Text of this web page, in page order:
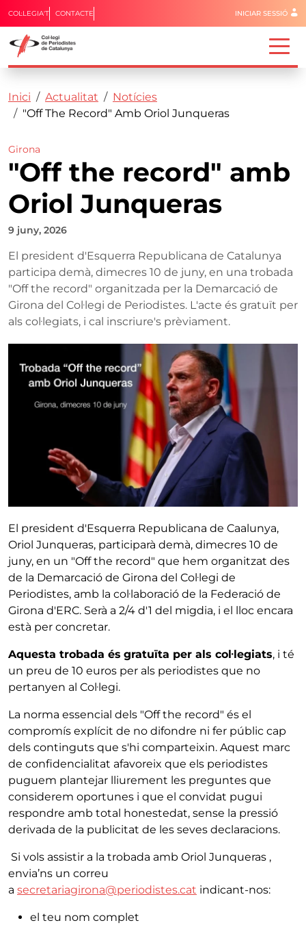
Vés al contingut
Capçalera
COL·LEGIA'T CONTACTE Menú del
INICIAR SESSIÓ
Fil d'ariadna
Inici Actualitat
Notícies
"Off The Record" Amb Oriol Junqueras
Girona
"Off the record" amb
Oriol Junqueras
9 juny, 2026
El president d'Esquerra Republicana de Catalunya
participa demà, dimecres 10 de juny, en una trobada
"Off the record" organitzada per la Demarcació de
Girona del Col·legi de Periodistes. L'acte és gratuït per
als col·legiats, i cal inscriure's prèviament.
El president d'Esquerra Republicana de Caalunya,
Oriol Junqueras, participarà demà, dimecres 10 de
juny, en un "Off the record" que hem organitzat des
de la Demarcació de Girona del Col·legi de
Periodistes, amb la col·laboració de la Federació de
Girona d'ERC. Serà a 2/4 d'1 del migdia, i el lloc encara
està per concretar.
Aquesta trobada és gratuïta per als col·legiats, i té
un preu de 10 euros per als periodistes que no
pertanyen al Col·legi.
La norma essencial dels "Off the record" és el
compromís explícit de no difondre ni fer públic cap
dels continguts que s'hi comparteixin. Aquest marc
de confidencialitat afavoreix que els periodistes
puguem plantejar lliurement les preguntes que
considerem oportunes i que el convidat pugui
respondre amb total honestedat, sense la pressió
derivada de la publicitat de les seves declaracions.
Si vols assistir a la trobada amb Oriol Junqueras ,
envia’ns un correu
a secretariagirona@periodistes.cat indicant-nos:
el teu nom complet